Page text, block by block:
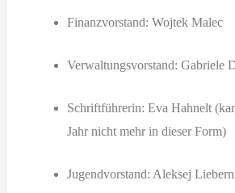
Finanzvorstand: Wojtek Malec
Verwaltungsvorstand: Gabriele
Schriftführerin: Eva Hahnelt
Jahr nicht mehr in dieser Form)
Jugendvorstand: Aleksej